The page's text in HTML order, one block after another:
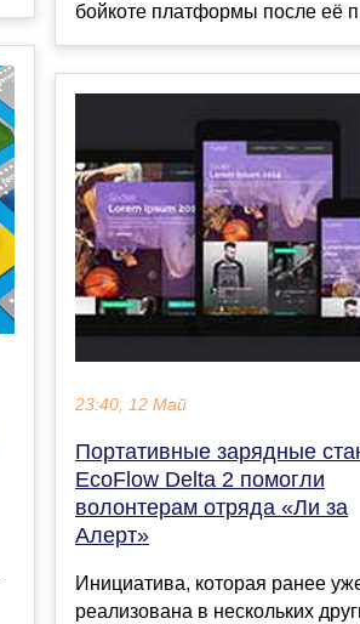
бойкоте платформы после её
23:40, 12 Май
Портативные зарядные
EcoFlow Delta 2 помогли
волонтерам отряда «Ли за
Алерт»
Инициатива, которая ранее
реализована в нескольких